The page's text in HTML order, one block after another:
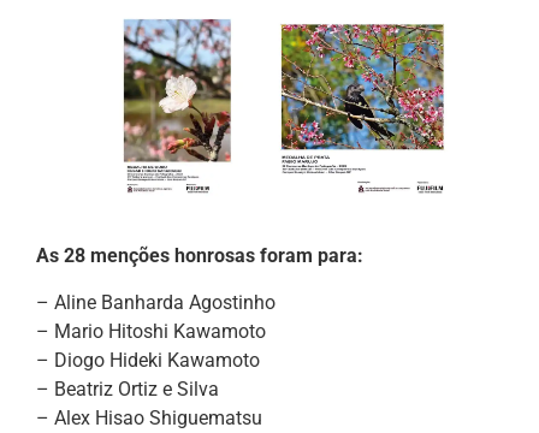
As 28 menções honrosas foram para:
– Aline Banharda Agostinho
– Mario Hitoshi Kawamoto
– Diogo Hideki Kawamoto
– Beatriz Ortiz e Silva
– Alex Hisao Shiguematsu